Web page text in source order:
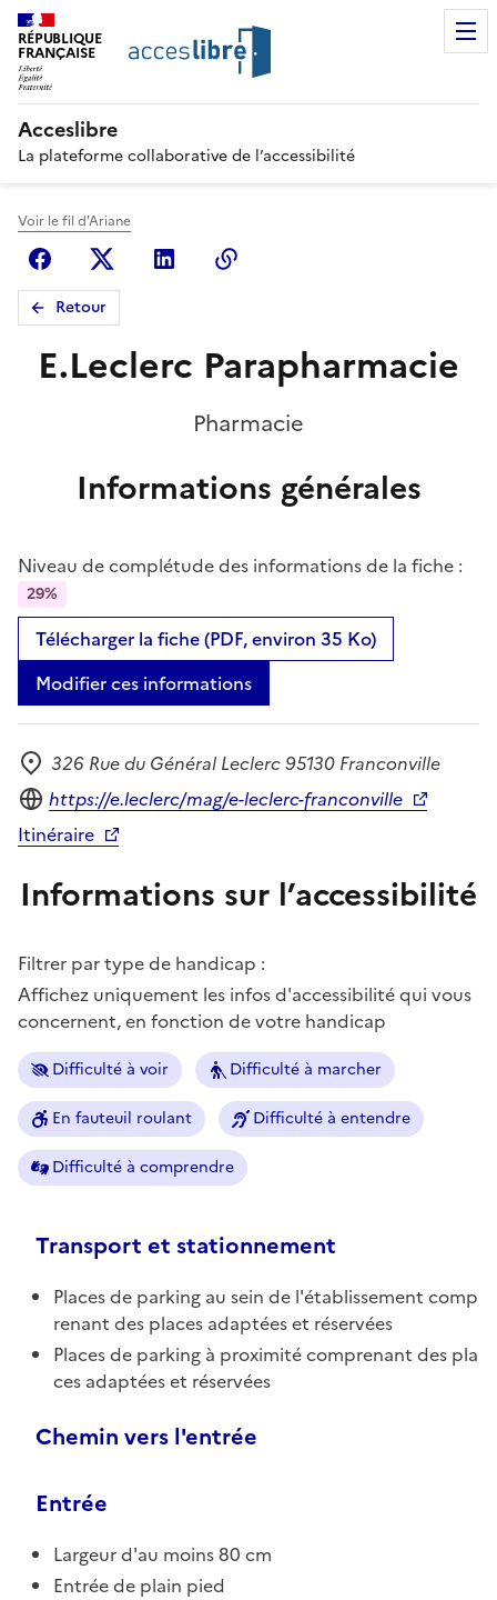
RÉPUBLIQUE
FRANÇAISE
Acceslibre
La plateforme collaborative de l’accessibilité
Voir le fil d'Ariane
FacebookX (anciennement Twitter)
Linkedin
Retour
E.Leclerc Parapharmacie
Pharmacie
Informations générales
Niveau de complétude des informations de la fiche :
29%
Télécharger la fiche (PDF, environ 35 Ko)
Modifier ces informations
Adresse
326 Rue du Général Leclerc 95130 Franconville
Site internet
https://e.leclerc/mag/e-leclerc-franconville
Itinéraire
Informations sur l’accessibilité
Filtrer par type de handicap :
Affichez uniquement les infos d'accessibilité qui vous
concernent, en fonction de votre handicap
Difficulté à voir Difficulté à marcher
En fauteuil roulant Difficulté à entendre
Difficulté à comprendre
Transport et stationnement
Places de parking au sein de l'établissement comp
renant des places adaptées et réservées
Places de parking à proximité comprenant des pla
ces adaptées et réservées
Chemin vers l'entrée
Entrée
Largeur d'au moins 80 cm
Entrée de plain pied